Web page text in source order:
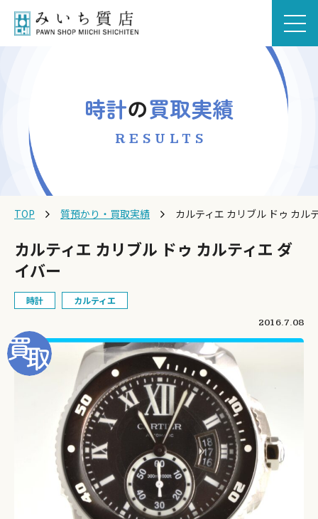
時計の買取実績
RESULTS
TOP 質預かり・買取実績 カルティエ カリブル ドゥ カル
カルティエ カリブル ドゥ カルティエ ダ
イバー
時計 カルティエ
2016.7.08